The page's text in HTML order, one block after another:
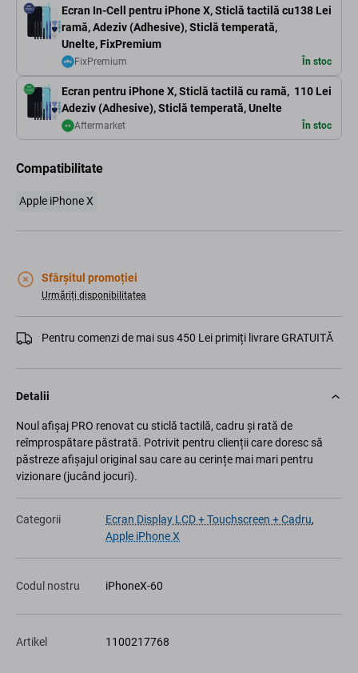
Ecran In-Cell pentru iPhone X, Sticlă tactilă cu
ramă, Adeziv (Adhesive), Sticlă temperată,
Unelte, FixPremium
138 Lei
FixPremium În stoc
Ecran pentru iPhone X, Sticlă tactilă cu ramă,
Adeziv (Adhesive), Sticlă temperată, Unelte
110 Lei
Aftermarket În stoc
Compatibilitate
Apple iPhone X
Sfârșitul promoției
Urmăriți disponibilitatea
Pentru comenzi de mai sus 450 Lei primiți livrare GRATUITĂ
Detalii
Noul afișaj PRO renovat cu sticlă tactilă, cadru și rată de
reîmprospătare păstrată. Potrivit pentru clienții care doresc să
păstreze afișajul original sau care au cerințe mai mari pentru
vizionare (jucând jocuri).
Categorii Ecran Display LCD + Touchscreen + Cadru,
Apple iPhone X
Codul nostru iPhoneX-60
Artikel 1100217768